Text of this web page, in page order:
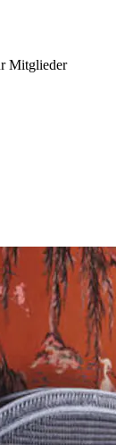
Mitglieder